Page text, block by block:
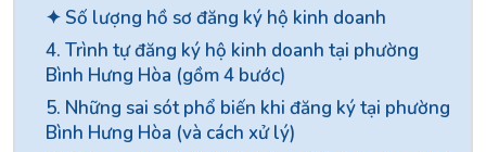
✦ Số lượng hồ sơ đăng ký hộ kinh doanh
4. Trình tự đăng ký hộ kinh doanh tại phường
Bình Hưng Hòa (gồm 4 bước)
5. Những sai sót phổ biến khi đăng ký tại phường
Bình Hưng Hòa (và cách xử lý)